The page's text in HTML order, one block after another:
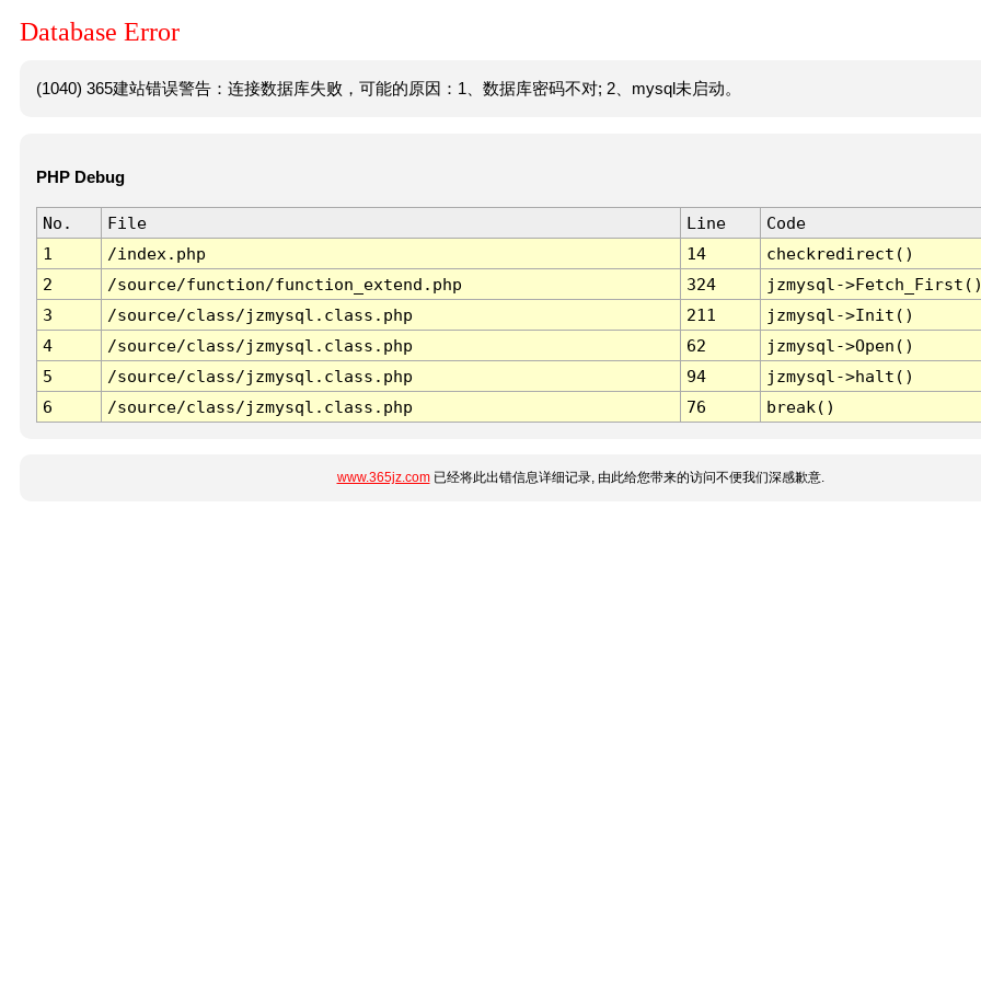
Database Error
(1040) 365建站错误警告：连接数据库失败，可能的原因：1、数据库密码不对; 2、mysql未启动。
PHP Debug
No. File Line
Code
1
/index.php 14
checkredirect()
2
/source/function/function_extend.php 324
jzmysql-
3
/source/class/jzmysql.class.php 211
jzmysql->Init()
4
/source/class/jzmysql.class.php 62
jzmysql->Open()
5
/source/class/jzmysql.class.php 94
jzmysql->halt()
6
/source/class/jzmysql.class.php 76 break()
www.365jz.com已经将此出错信息详细记录, 由此给您带来的访问不便我们深感歉意.